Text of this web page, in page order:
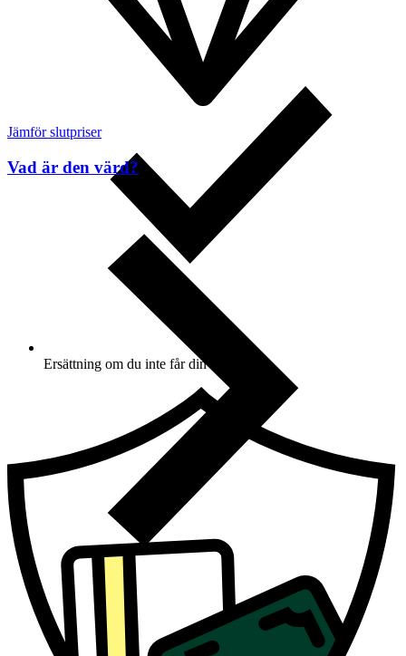
Ersättning om du inte får din vara
Jämför slutpriser
Vad är den värd?